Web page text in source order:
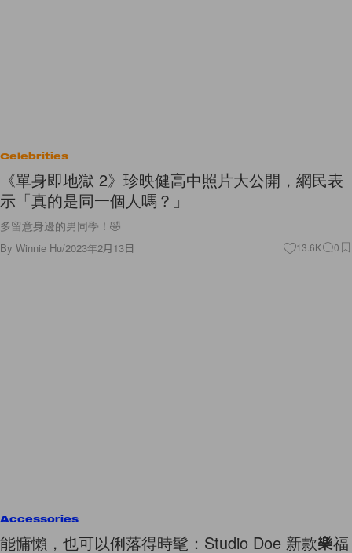
《單身即地獄 2》珍映健高中照片大公開，網民表
示「真的是同一個人嗎？」
多留意身邊的男同學！🤣
ByWinnie Hu/2023年2月13日
能慵懶，也可以俐落得時髦：Studio Doe 新款樂福
鞋，一兼兩顧很完美！